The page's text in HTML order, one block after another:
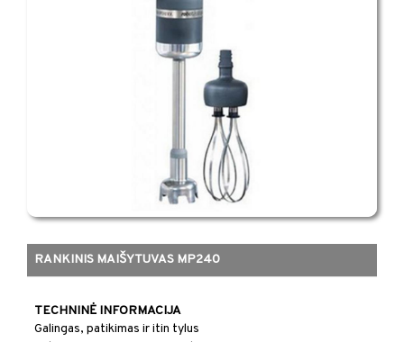
RANKINIS MAIŠYTUVAS MP240
​​TECHNINĖ INFORMACIJA
​Galingas, patikimas ir itin tylus